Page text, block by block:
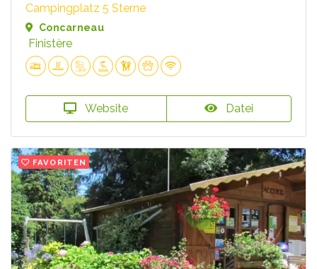
Campingplatz 5 Sterne
Concarneau
Finistère
Website Datei
FAVORITEN